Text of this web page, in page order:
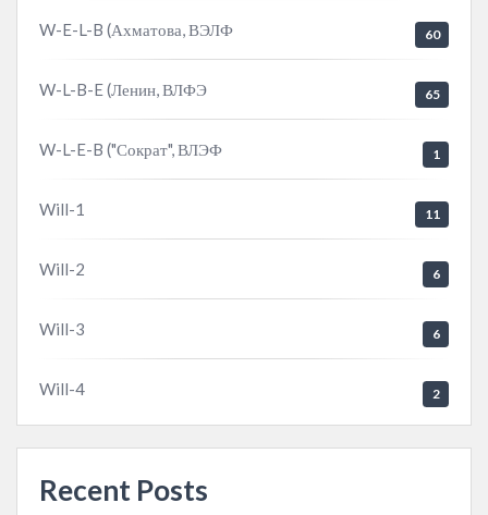
W-E-L-B (Ахматова, ВЭЛФ 60
W-L-B-E (Ленин, ВЛФЭ 65
W-L-E-B ("Сократ", ВЛЭФ 1
Will-1 11
Will-2 6
Will-3 6
Will-4 2
Recent Posts